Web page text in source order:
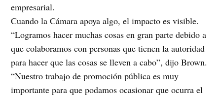
empresarial.
Cuando la Cámara apoya algo, el impacto es visible.
“Logramos hacer muchas cosas en gran parte debido a
que colaboramos con personas que tienen la autoridad
para hacer que las cosas se lleven a cabo”, dijo Brown.
“Nuestro trabajo de promoción pública es muy
importante para que podamos ocasionar que ocurra el